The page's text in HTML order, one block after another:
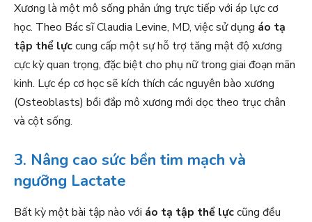
Xương là một mô sống phản ứng trực tiếp với áp lực cơ
học. Theo Bác sĩ Claudia Levine, MD, việc sử dụng áo tạ
tập thể lựccung cấp một sự hỗ trợ tăng mật độ xương
cực kỳ quan trọng, đặc biệt cho phụ nữ trong giai đoạn mãn
kinh. Lực ép cơ học sẽ kích thích các nguyên bào xương
(Osteoblasts) bồi đắp mô xương mới dọc theo trục chân
và cột sống.
3. Nâng cao sức bền tim mạch và
ngưỡng Lactate
Bất kỳ một bài tập nào với áo tạ tập thể lựccũng đều